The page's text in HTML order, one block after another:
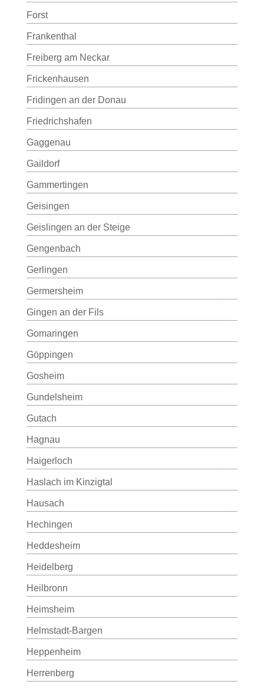
Forst
Frankenthal
Freiberg am Neckar
Frickenhausen
Fridingen an der Donau
Friedrichshafen
Gaggenau
Gaildorf
Gammertingen
Geisingen
Geislingen an der Steige
Gengenbach
Gerlingen
Germersheim
Gingen an der Fils
Gomaringen
Göppingen
Gosheim
Gundelsheim
Gutach
Hagnau
Haigerloch
Haslach im Kinzigtal
Hausach
Hechingen
Heddesheim
Heidelberg
Heilbronn
Heimsheim
Helmstadt-Bargen
Heppenheim
Herrenberg